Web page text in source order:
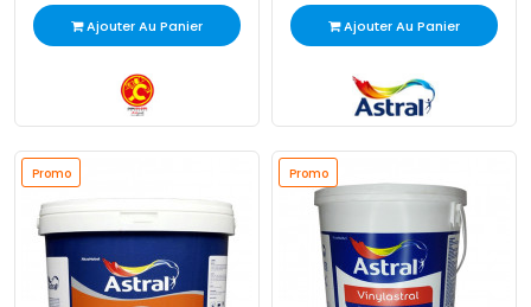
Ajouter Au Panier Ajouter Au Panier
Promo Promo